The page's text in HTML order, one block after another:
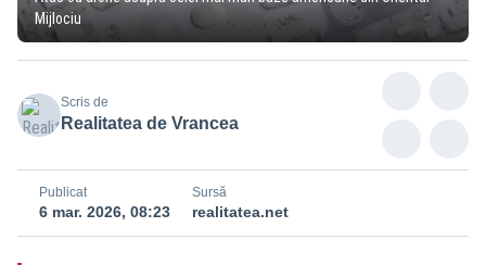
Mijlociu
Scris de
Realitatea de Vrancea
Publicat
6 mar. 2026, 08:23
Sursă
realitatea.net